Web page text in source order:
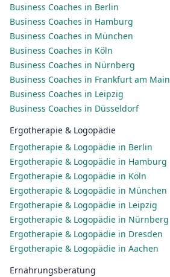
Business Coaches in Berlin
Business Coaches in Hamburg
Business Coaches in München
Business Coaches in Köln
Business Coaches in Nürnberg
Business Coaches in Frankfurt am Main
Business Coaches in Leipzig
Business Coaches in Düsseldorf
Ergotherapie & Logopädie
Ergotherapie & Logopädie in Berlin
Ergotherapie & Logopädie in Hamburg
Ergotherapie & Logopädie in Köln
Ergotherapie & Logopädie in München
Ergotherapie & Logopädie in Leipzig
Ergotherapie & Logopädie in Nürnberg
Ergotherapie & Logopädie in Dresden
Ergotherapie & Logopädie in Aachen
Ernährungsberatung